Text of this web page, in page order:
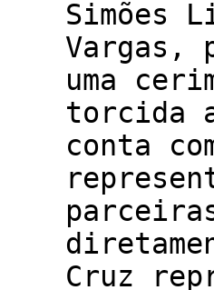
Simões
Vargas,
uma
torcida
conta
Cruz